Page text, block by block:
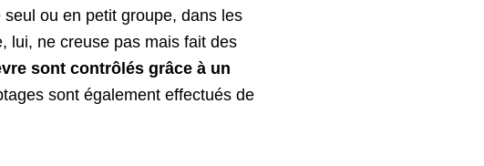
seul ou en petit groupe, dans les
lui, ne creuse pas mais fait des
sont contrôlés grâce à un
sont également effectués de